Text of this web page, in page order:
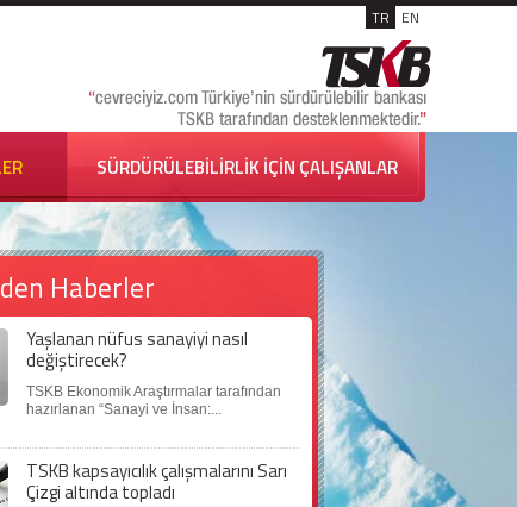
TR EN
SÜRDÜRÜLEBİLİRLİK İÇİN ÇALIŞANLAR
Haberler
Yaşlanan nüfus sanayiyi nasıl
değiştirecek?
TSKB Ekonomik Araştırmalar tarafından
hazırlanan “Sanayi ve İnsan:...
TSKB kapsayıcılık çalışmalarını Sarı
Çizgi altında topladı